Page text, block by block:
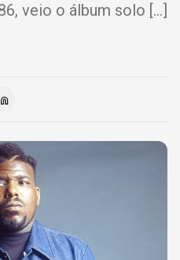
veio o álbum solo […]